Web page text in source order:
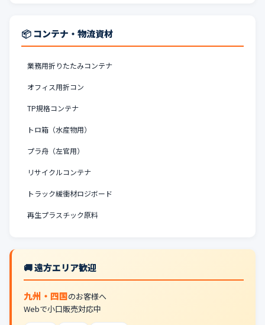
📦 コンテナ・物流資材
業務用折りたたみコンテナ
オフィス用折コン
TP規格コンテナ
トロ箱（水産物用）
プラ舟（左官用）
リサイクルコンテナ
トラック緩衝材ロジボード
再生プラスチック原料
🚚 遠方エリア歓迎
九州・四国のお客様へ
Webで小口販売対応中